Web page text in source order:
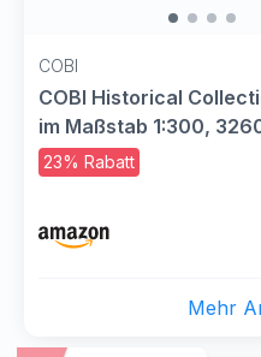
COBI
COBI Historical
im Maßstab 1:300,
23% Rabatt
Mehr